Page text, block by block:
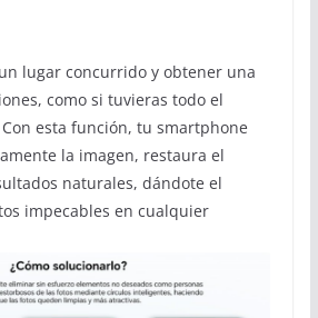
lugar concurrido y obtener una
como si tuvieras todo el
esta función, tu smartphone
la imagen, restaura el
naturales, dándote el
impecables en cualquier